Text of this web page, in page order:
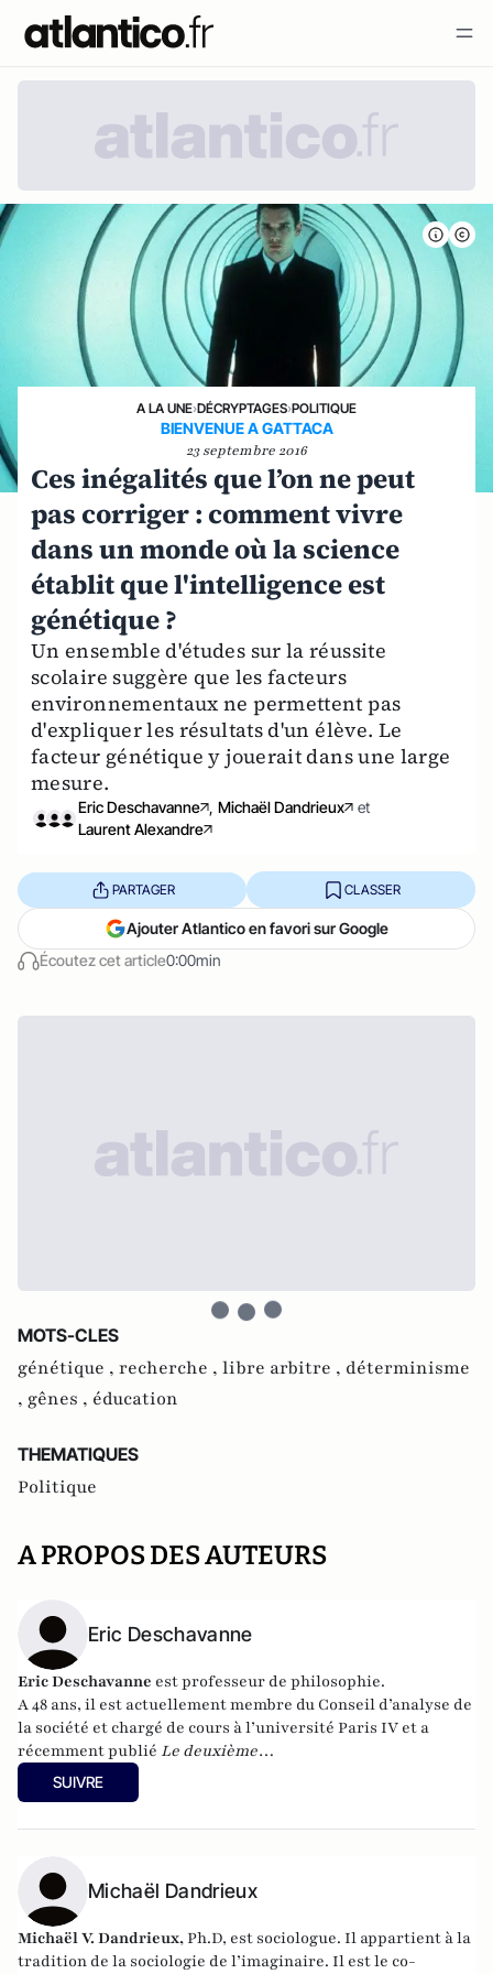
A LA UNE›DÉCRYPTAGES›POLITIQUE
BIENVENUE A GATTACA
23 septembre 2016
Ces inégalités que l’on ne peut
pas corriger : comment vivre
dans un monde où la science
établit que l'intelligence est
génétique ?
Un ensemble d'études sur la réussite
scolaire suggère que les facteurs
environnementaux ne permettent pas
d'expliquer les résultats d'un élève. Le
facteur génétique y jouerait dans une large
mesure.
Eric Deschavanne , Michaël Dandrieux
et
Laurent Alexandre
Écoutez cet article0:00min
PARTAGER CLASSER
Ajouter Atlantico en favori sur Google
MOTS-CLES
génétique , recherche , libre arbitre , déterminisme
, gênes , éducation
THEMATIQUES
Politique
A PROPOS DES AUTEURS
Eric Deschavanne
Eric Deschavanne est professeur de philosophie.
A 48 ans, il est actuellement membre du Conseil d’analyse de
la société et chargé de cours à l’université Paris IV et a
récemment publié Le deuxième
humanisme – Introduction à la pensée de Luc Ferry
(Germina, 2010). Il est également l’auteur, avec Pierre-Henri
SUIVRE
Michaël Dandrieux
Michaël V. Dandrieux,Ph.D, est sociologue. Il appartient à la
tradition de la sociologie de l’imaginaire. Il est le co-